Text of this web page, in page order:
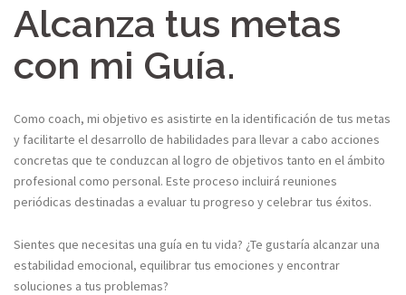
Alcanza tus metas
con mi Guía.
Como coach, mi objetivo es asistirte en la identificación de tus metas
y facilitarte el desarrollo de habilidades para llevar a cabo acciones
concretas que te conduzcan al logro de objetivos tanto en el ámbito
profesional como personal. Este proceso incluirá reuniones
periódicas destinadas a evaluar tu progreso y celebrar tus éxitos.
Sientes que necesitas una guía en tu vida? ¿Te gustaría alcanzar una
estabilidad emocional, equilibrar tus emociones y encontrar
soluciones a tus problemas?